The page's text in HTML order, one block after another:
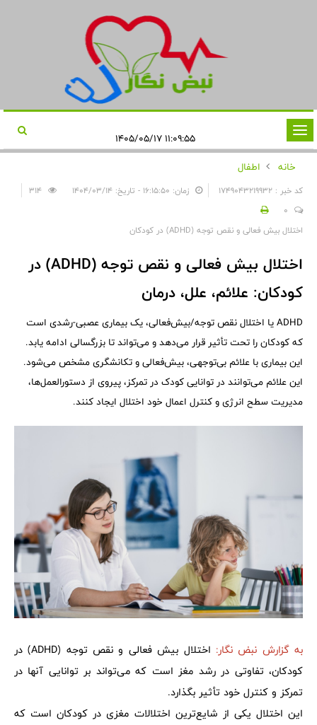
تغییر
وضعیت
ناوبری
خانه
اطفال
کد خبر : 1749043219932 زمان: ۱۶:۱۵:۵۰ - تاریخ: ۱۴۰۴/۰۳/۱۴
0
اختلال بیش فعالی و نقص توجه (ADHD) در کودکان
اختلال بیش فعالی و نقص توجه (ADHD) در
کودکان: علائم، علل، درمان
ADHD یا اختلال نقص توجه/بیش‌فعالی، یک بیماری عصبی-رشدی است
که کودکان را تحت تأثیر قرار می‌دهد و می‌تواند تا بزرگسالی ادامه یابد.
این بیماری با علائم بی‌توجهی، بیش‌فعالی و تکانشگری مشخص می‌شود.
این علائم می‌توانند در توانایی کودک در تمرکز، پیروی از دستورالعمل‌ها،
مدیریت سطح انرژی و کنترل اعمال خود اختلال ایجاد کنند.
به گزارش نبض نگار:
اختلال بیش فعالی و نقص توجه (ADHD) در
کودکان، تفاوتی در رشد مغز است که می‌تواند بر توانایی آنها در
تمرکز و کنترل خود تأثیر بگذارد.
این اختلال یکی از شایع‌ترین اختلالات مغزی در کودکان است که